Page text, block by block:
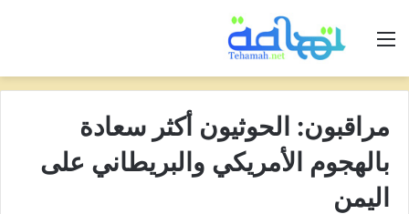
القائمة
مراقبون: الحوثيون أكثر سعادة
بالهجوم الأمريكي والبريطاني على
اليمن